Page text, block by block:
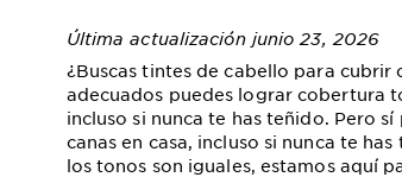
Última actualización junio 23, 2026
¿Buscas tintes de cabello para cubrir
adecuados puedes lograr cobertura
incluso si nunca te has teñido. Pero
canas en casa, incluso si nunca te
los tonos son iguales, estamos aquí